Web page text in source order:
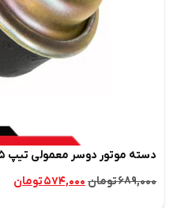
دسته موتور دوسر معمولی تیپ ۵
۶۸۹,۰۰۰تومان۵۷۴,۰۰۰تومان